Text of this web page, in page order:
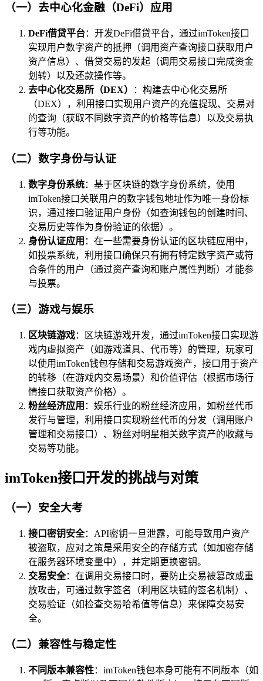
（一）去中心化金融（DeFi）应用
DeFi借贷平台：开发DeFi借贷平台，通过imToken接口
实现用户数字资产的抵押（调用资产查询接口获取用户
资产信息）、借贷交易的发起（调用交易接口完成资金
划转）以及还款操作等。
去中心化交易所（DEX）
：构建去中心化交易所
（DEX），利用接口实现用户资产的充值提现、交易对
的查询（获取不同数字资产的价格等信息）以及交易执
行等功能。
（二）数字身份与认证
数字身份系统：基于区块链的数字身份系统，使用
imToken接口关联用户的数字钱包地址作为唯一身份标
识，通过接口验证用户身份（如查询钱包的创建时间、
交易历史等作为身份验证的依据）。
身份认证应用 ：在一些需要身份认证的区块链应用中，
如投票系统，利用接口确保只有拥有特定数字资产或符
合条件的用户（通过资产查询和账户属性判断）才能参
与投票。
（三）游戏与娱乐
区块链游戏：区块链游戏开发，通过imToken接口实现游
戏内虚拟资产（如游戏道具、代币等）的管理，玩家可
以使用imToken钱包存储和交易游戏资产，接口用于资产
的转移（在游戏内交易场景）和价值评估（根据市场行
情接口获取资产价格）。
粉丝经济应用 ：娱乐行业的粉丝经济应用，如粉丝代币
发行与管理，利用接口实现粉丝代币的分发（调用账户
管理和交易接口）、粉丝对明星相关数字资产的收藏与
交易等功能。
imToken接口开发的挑战与对策
（一）安全大考
接口密钥安全：API密钥一旦泄露，可能导致用户资产
被盗取，应对之策是采用安全的存储方式（如加密存储
在服务器环境变量中），并定期更换密钥。
交易安全：在调用交易接口时，要防止交易被篡改或重
放攻击，可通过数字签名（利用区块链的签名机制）、
交易验证（如检查交易哈希值等信息）来保障交易安
全。
（二）兼容性与稳定性
不同版本兼容性：imToken钱包本身可能有不同版本（如